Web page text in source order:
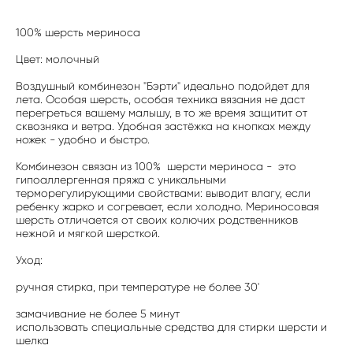
100% шерсть мериноса
Цвет: молочный
Воздушный комбинезон "Бэрти" идеально подойдет для
лета. Особая шерсть, особая техника вязания не даст
перегреться вашему малышу, в то же время защитит от
сквозняка и ветра. Удобная застёжка на кнопках между
ножек - удобно и быстро.
Комбинезон связан из 100% шерсти мериноса - это
гипоаллергенная пряжа с уникальными
терморегулирующими свойствами: выводит влагу, если
ребенку жарко и согревает, если холодно. Мериносовая
шерсть отличается от своих колючих родственников
нежной и мягкой шерсткой.
Уход:
ручная стирка, при температуре не более 30'
замачивание не более 5 минут
использовать специальные средства для стирки шерсти и
шелка